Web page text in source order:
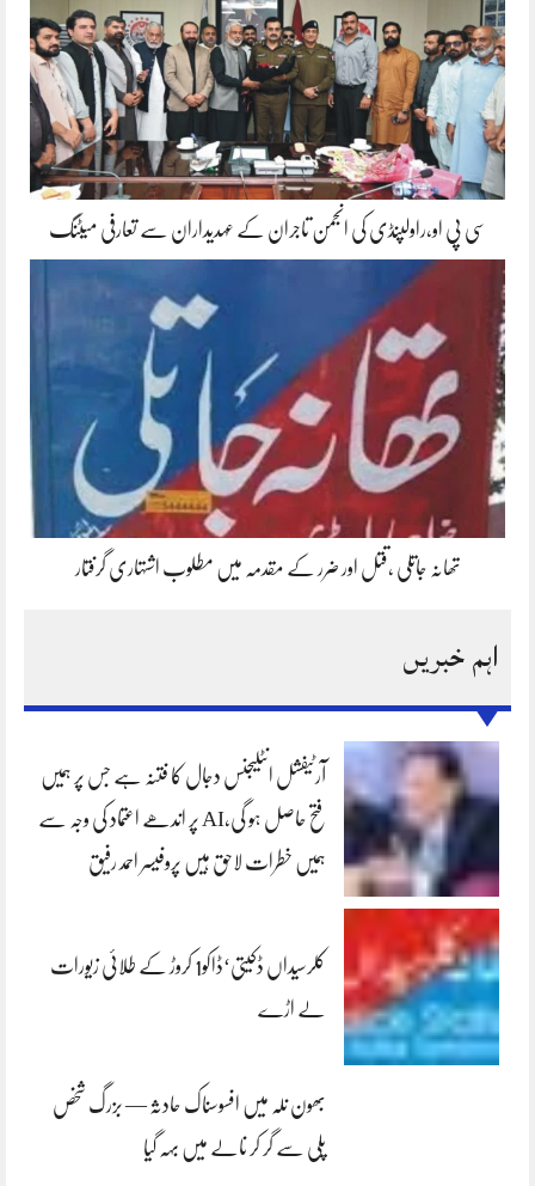
سی پی او،راولپنڈی کی انجمن تاجران کے عہدیداران سے تعارفی میٹنگ
تھانہ جاتلی ،قتل اور ضرر کے مقدمہ میں مطلوب اشتہاری گرفتار
اہم خبریں
آرٹیفشل انٹلیجنس دجال کا فتنہ ہے جس پر ہمیں
فتح حاصل ہو گی،AI پر اندھے اعتماد کی وجہ سے
ہمیں خطرات لاحق ہیں پروفیسر احمد رفیق
کلرسیداں ڈکیتی‘ڈاکو1 کروڑ کے طلائی زیورات
لے اڑے
بھون نلہ میں افسوسناک حادثہ — بزرگ شخص
پلی سے گر کر نالے میں بہہ گیا